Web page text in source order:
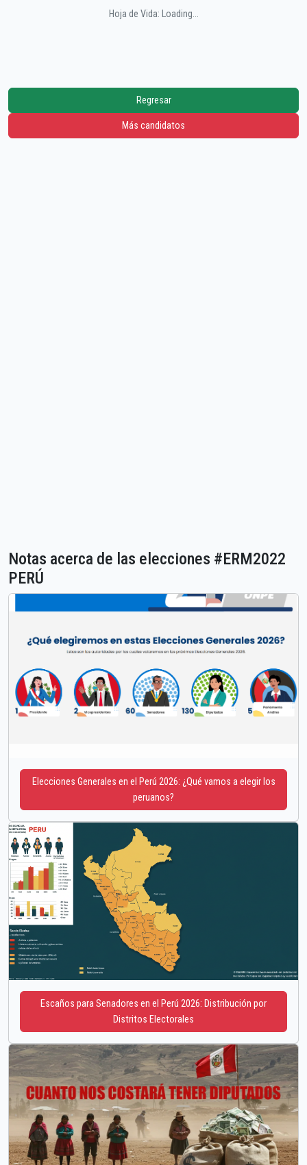
Hoja de Vida: Loading...
Regresar
Más candidatos
Notas acerca de las elecciones #ERM2022
PERÚ
Elecciones Generales en el Perú 2026: ¿Qué vamos a elegir los
peruanos?
Escaños para Senadores en el Perú 2026: Distribución por
Distritos Electorales